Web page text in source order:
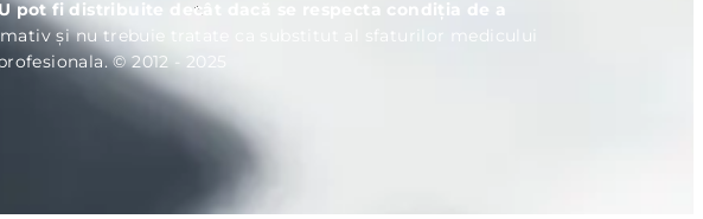
pot fi distribuite decât dacă se respecta condiția de a
și nu trebuie tratate ca substitut al sfaturilor medicului
© 2012 - 2025